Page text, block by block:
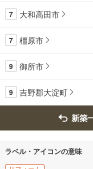
7 大和高田市
7 橿原市
9 御所市
9 吉野郡大淀町
新築
ラベル・アイコンの意味